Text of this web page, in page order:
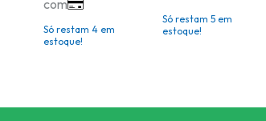
Só restam 4em
estoque!
Só restam 5em
estoque!